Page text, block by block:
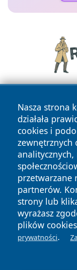
Nasza strona
działała
cookies i
zewnętrznych
przetwarzane
partnerów.
strony lub
wyrażasz
plików
prywatności.
Copyright © 2026
News Autorzy